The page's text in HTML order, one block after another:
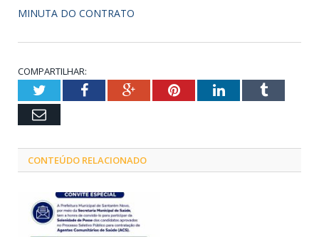
MINUTA DO CONTRATO
COMPARTILHAR:
TwitterFacebookGoogle+PinterestLinkedInTumblr
Email
CONTEÚDO RELACIONADO